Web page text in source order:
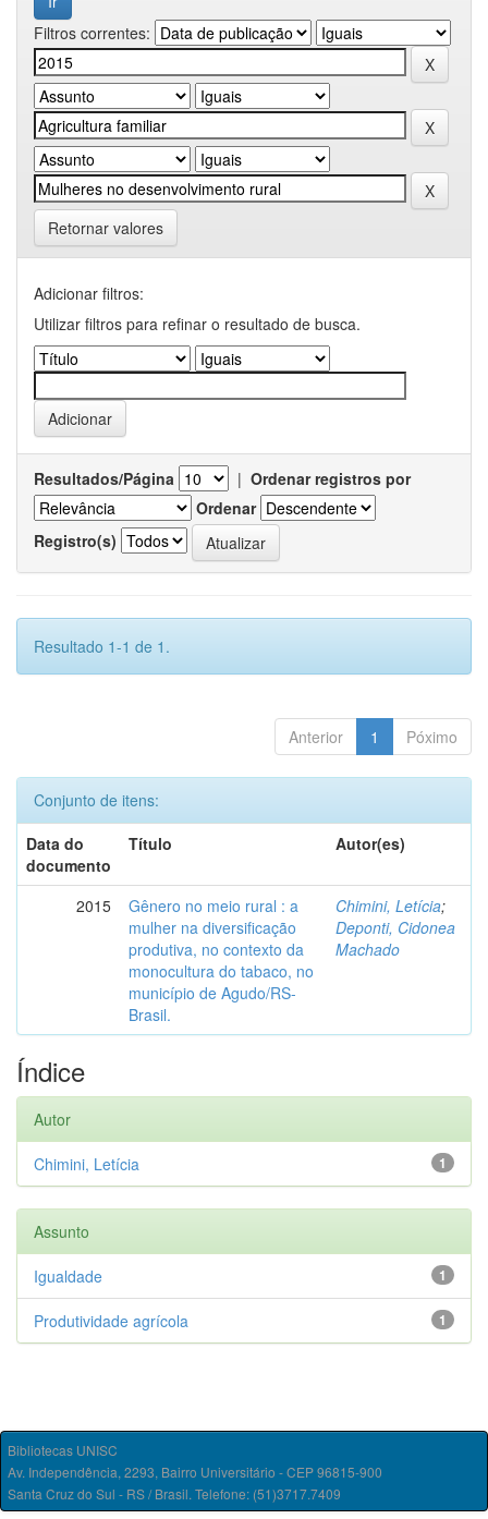
Filtros correntes:
Retornar valores
Adicionar filtros:
Utilizar filtros para refinar o resultado de busca.
Resultados/Página | Ordenar registros por
Ordenar
Registro(s)
Resultado 1-1 de 1.
Anterior 1 Póximo
Conjunto de itens:
Data do
documento
Título Autor(es)
2015
Gênero no meio rural : a
mulher na diversificação
produtiva, no contexto da
monocultura do tabaco, no
município de Agudo/RS-
Brasil.
Chimini, Letícia;
Deponti, Cidonea
Machado
Índice
Autor
1
Chimini, Letícia
Assunto
1
Igualdade
1
Produtividade agrícola
Bibliotecas UNISC
Av. Independência, 2293, Bairro Universitário - CEP 96815-900
Santa Cruz do Sul - RS / Brasil. Telefone: (51)3717.7409